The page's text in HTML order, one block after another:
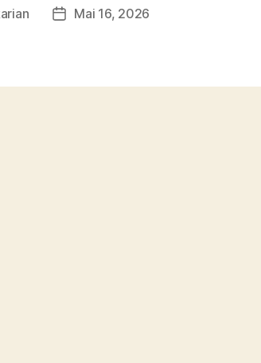
Veröffentlichungsdatum
Mai 16, 2026